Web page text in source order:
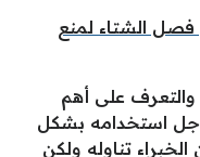
الشتاء لمنع
والتعرف على أهم
اجل استخدامه بشكل
تناوله ولكن